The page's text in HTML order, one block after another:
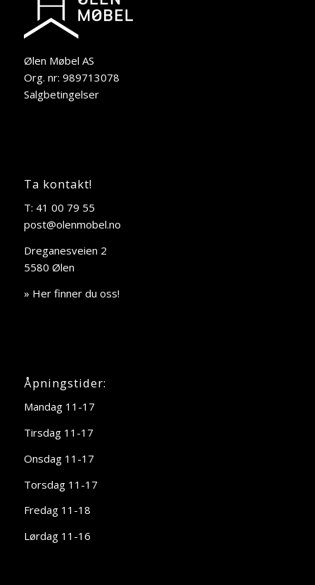
Ølen Møbel AS
Org. nr: 989713078
Salgbetingelser
Ta kontakt!
T: 41 00 79 55
post@olenmobel.no
Dreganesveien 2
5580 Ølen
» Her finner du oss!
Åpningstider:
Mandag 11-17
Tirsdag 11-17
Onsdag 11-17
Torsdag 11-17
Fredag 11-18
Lørdag 11-16